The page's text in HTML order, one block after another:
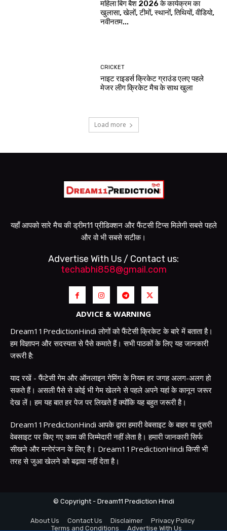
महिला बिग बैश 2026 के कार्यक्रम का
खुलासा, खेलों, टीमों, स्थानों, तिथियों, वीडियो,
नवीनतम...
CRICKET
नाइट राइडर्स क्रिकेट ग्राउंड एलए पहले
मेजर लीग क्रिकेट मैच के साथ खुला
Load more
यहाँ आपको सारे मैच की ड्रीम11 प्रीडिक्शन और फैंटसी टिप्स मिलेगी सबसे पहले
और वो भी सबसे सटीक।
Advertise With Us / Contact us:
techabhi858@gmail.com
ADVICE & WARNING
Dream11PredictionHindi लोगों को फैंटेसी क्रिकेट के बारे में बताता है।
हम विज्ञापन और सदस्यता से पैसे कमाते हैं। सभी पाठकों के लिए यह जानकारी
जरूरी है:
याद रखें - फैंटेसी गेम और ऑनलाइन गेमिंग के नियम हर जगह अलग-अलग हो
सकते हैं। असली पैसे से कोई भी गेम खेलने से पहले अपने यहां के कानून जरूर
देख लें। हम यह बात हर पेज पर लिखते हैं क्योंकि यह बहुत जरूरी है।
Dream11PredictionHindi आपके द्वारा हमारी वेबसाइट के बाहर या दूसरी
वेबसाइट पर किए गए काम की जिम्मेदारी नहीं लेता है। हमारी जानकारी सिर्फ
सीखने और मनोरंजन के लिए है। Dream11PredictionHindi किसी भी
तरह से जुआ खेलने को बढ़ावा नहीं देता है।
© Copyright - Dream11 Prediction Hindi
About Us Contact Us Disclaimer
Privacy Policy
Terms and Conditions
Advertise With Us